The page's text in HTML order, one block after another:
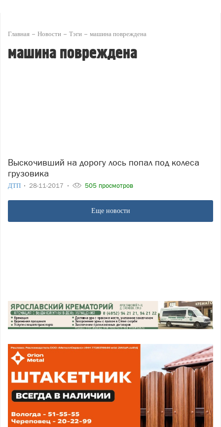
Главная Новости Тэги машина повреждена
машина повреждена
Выскочивший на дорогу лось попал под колеса
грузовика
ДТП 28-11-2017 505 просмотров
Еще новости